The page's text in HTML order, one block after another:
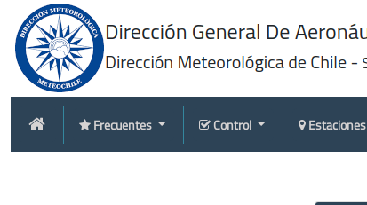
Frecuentes Control Estaciones